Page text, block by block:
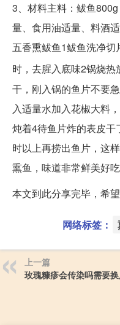
3、材料主料：鲅鱼
量、食用油适量、料酒
五香熏鲅鱼1鲅鱼洗净
时，去腥入底味2锅烧
干，刚入锅的鱼片不要
入适量水加入花椒大料
炖着4待鱼片炸的表皮
时以上再捞出鱼片，这
熏鱼，味道非常鲜美好吃
本文到此分享完毕，希
网络标签：
上一篇
玫瑰糠疹会传染吗需要